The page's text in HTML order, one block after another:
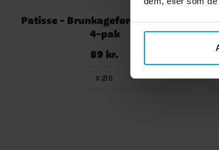
Patisse - Brunkageforme i kobber
4-pak
Pris: 89 kr.
89 kr.
KØB